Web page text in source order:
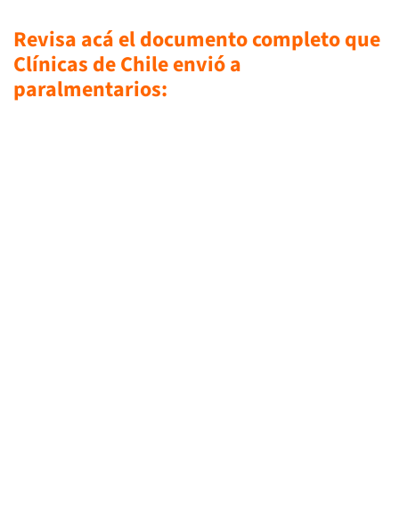
Revisa acá el documento completo que
Clínicas de Chile envió a
paralmentarios: